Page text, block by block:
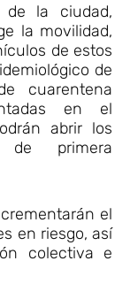
de la ciudad,
la movilidad,
de estos
de
cuarentena
en el
abrir los
de primera
el
en riesgo, así
colectiva e